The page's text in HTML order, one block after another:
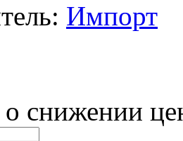
Импорт
о снижении